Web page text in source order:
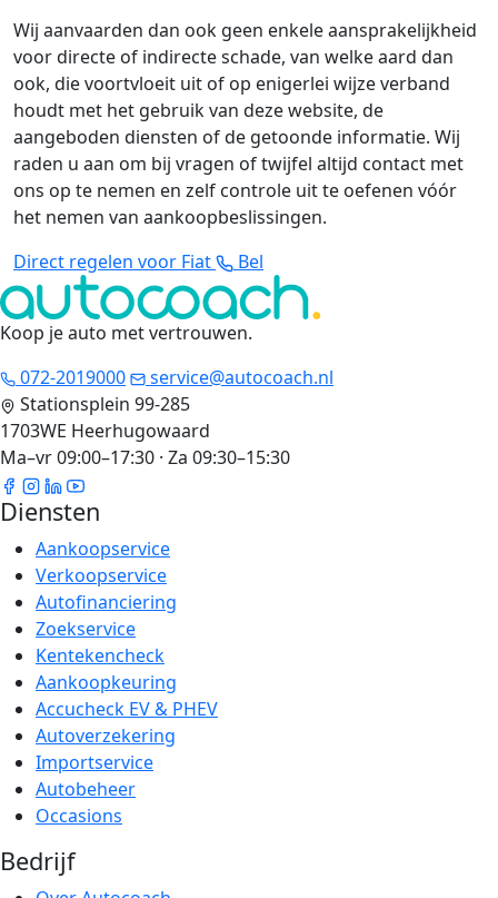
Wij aanvaarden dan ook geen enkele aansprakelijkheid
voor directe of indirecte schade, van welke aard dan
ook, die voortvloeit uit of op enigerlei wijze verband
houdt met het gebruik van deze website, de
aangeboden diensten of de getoonde informatie. Wij
raden u aan om bij vragen of twijfel altijd contact met
ons op te nemen en zelf controle uit te oefenen vóór
het nemen van aankoopbeslissingen.
Direct regelen voor Fiat
Bel
Koop je auto met vertrouwen.
072-2019000
service@autocoach.nl
Stationsplein 99-285
1703WE Heerhugowaard
Ma–vr 09:00–17:30 · Za 09:30–15:30
Diensten
Aankoopservice
Verkoopservice
Autofinanciering
Zoekservice
Kentekencheck
Aankoopkeuring
Accucheck EV & PHEV
Autoverzekering
Importservice
Autobeheer
Occasions
Bedrijf